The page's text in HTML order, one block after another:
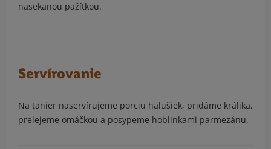
nasekanou pažítkou.
Servírovanie
Na tanier naservírujeme porciu halušiek, pridáme králika,
prelejeme omáčkou a posypeme hoblinkami parmezánu.